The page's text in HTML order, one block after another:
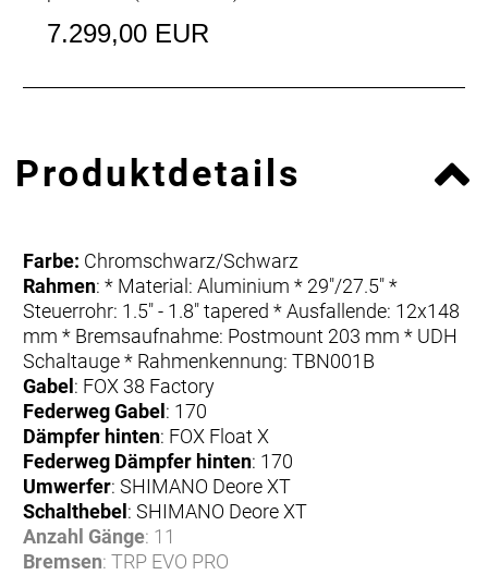
7.299,00 EUR
Produktdetails
Farbe: Chromschwarz/Schwarz
Rahmen: * Material: Aluminium * 29"/27.5" *
Steuerrohr: 1.5" - 1.8" tapered * Ausfallende: 12x148
mm * Bremsaufnahme: Postmount 203 mm * UDH
Schaltauge * Rahmenkennung: TBN001B
Gabel : FOX 38 Factory
Federweg Gabel : 170
Dämpfer hinten: FOX Float X
Federweg Dämpfer hinten: 170
Umwerfer: SHIMANO Deore XT
Schalthebel : SHIMANO Deore XT
Anzahl Gänge: 11
Bremsen: TRP EVO PRO